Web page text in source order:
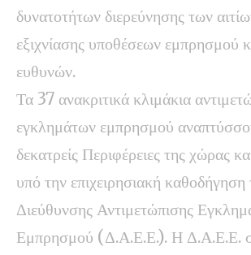
δυνατοτήτων διερεύνησης των
εξιχνίασης υποθέσεων εμπρησμού
ευθυνών.
Τα 37 ανακριτικά κλιμάκια
εγκλημάτων εμπρησμού
δεκατρείς Περιφέρειες της χώρας
υπό την επιχειρησιακή καθοδήγηση
Διεύθυνσης Αντιμετώπισης
Εμπρησμού (Δ.Α.Ε.Ε.). Η Δ.Α.Ε.Ε.